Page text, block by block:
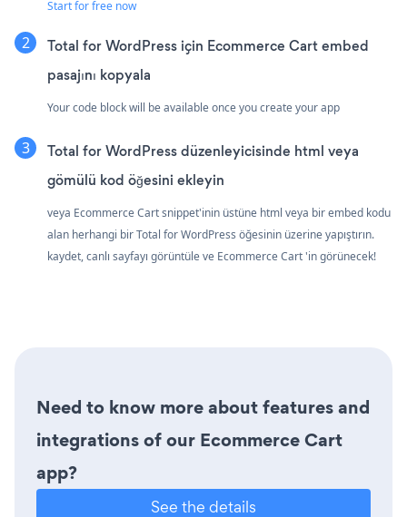
Start for free now
Total for WordPress için Ecommerce Cart embed
pasajını kopyala
Your code block will be available once you create your app
Total for WordPress düzenleyicisinde html veya
gömülü kod öğesini ekleyin
veya Ecommerce Cart snippet'inin üstüne html veya bir embed kodu
alan herhangi bir Total for WordPress öğesinin üzerine yapıştırın.
kaydet, canlı sayfayı görüntüle ve Ecommerce Cart 'in görünecek!
Need to know more about features and
integrations of our Ecommerce Cart
app?
See the details